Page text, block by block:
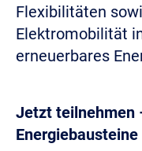
Flexibilitäten
Elektromobilität
erneuerbares
Jetzt teilnehmen